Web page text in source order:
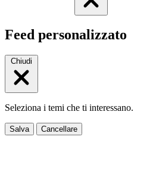
Feed personalizzato
Chiudi
Seleziona i temi che ti interessano.
Salva Cancellare